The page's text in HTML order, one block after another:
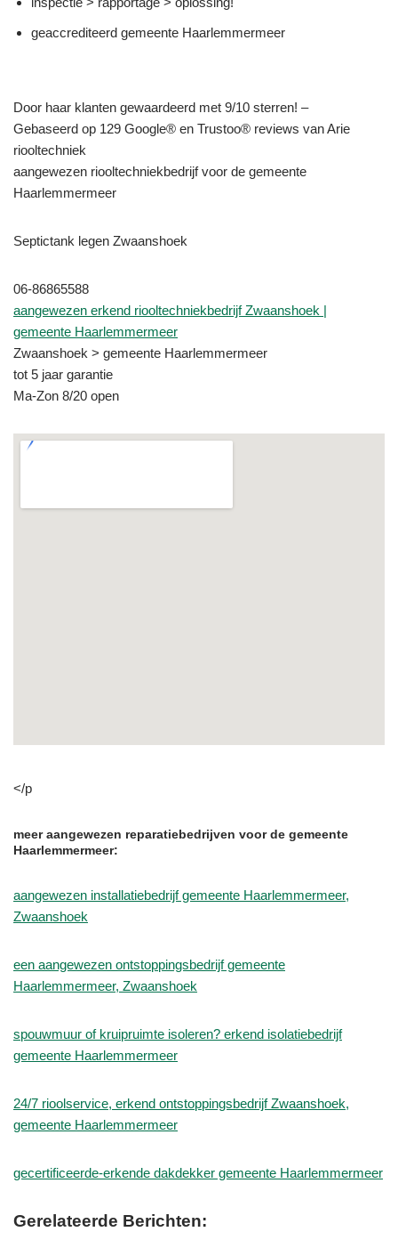
geaccrediteerd gemeente Haarlemmermeer
Door haar klanten gewaardeerd met 9/10 sterren! –
Gebaseerd op 129 Google® en Trustoo® reviews van Arie
riooltechniek
aangewezen riooltechniekbedrijf voor de gemeente
Haarlemmermeer
Septictank legen Zwaanshoek
06-86865588
aangewezen erkend riooltechniekbedrijf Zwaanshoek |
gemeente Haarlemmermeer
Zwaanshoek > gemeente Haarlemmermeer
tot 5 jaar garantie
Ma-Zon 8/20 open
</p
meer aangewezen reparatiebedrijven voor de gemeente
Haarlemmermeer:
aangewezen installatiebedrijf gemeente Haarlemmermeer,
Zwaanshoek
een aangewezen ontstoppingsbedrijf gemeente
Haarlemmermeer, Zwaanshoek
spouwmuur of kruipruimte isoleren? erkend isolatiebedrijf
gemeente Haarlemmermeer
24/7 rioolservice, erkend ontstoppingsbedrijf Zwaanshoek,
gemeente Haarlemmermeer
gecertificeerde-erkende dakdekker gemeente Haarlemmermeer
Gerelateerde Berichten: